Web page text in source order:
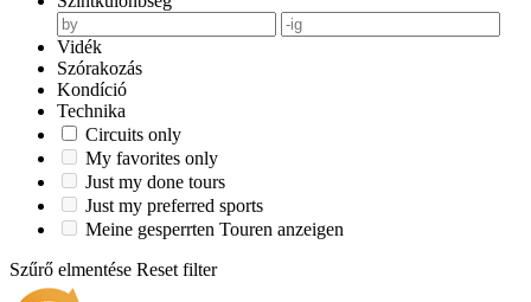
Vidék
Szórakozás
Kondíció
Technika
Circuits only
My favorites only
Just my done tours
Just my preferred sports
Meine gesperrten Touren anzeigen
Szűrő elmentése Reset filter